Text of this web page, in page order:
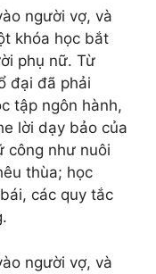
người vợ, và
khóa học bắt
phụ nữ. Từ
đại đã phải
tập ngôn hành,
lời dạy bảo của
công như nuôi
thùa; học
các quy tắc
người vợ, và